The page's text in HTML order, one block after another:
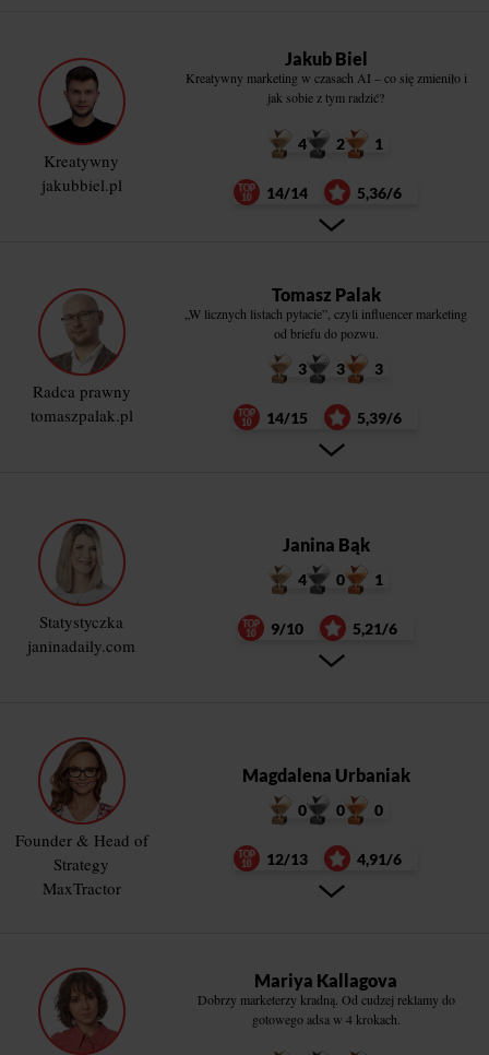
Kreatywny
jakubbiel.pl
Jakub Biel
Kreatywny marketing w czasach AI – co się zmieniło i
jak sobie z tym radzić?
4 2 1
14/14 5,36/6
Radca prawny
tomaszpalak.pl
Tomasz Palak
„W licznych listach pytacie”, czyli influencer marketing
od briefu do pozwu.
3 3 3
14/15 5,39/6
Statystyczka
janinadaily.com
Janina Bąk
4 0 1
9/10 5,21/6
Founder & Head of
Strategy
MaxTractor
Magdalena Urbaniak
0 0 0
12/13 4,91/6
Mariya Kallagova
Dobrzy marketerzy kradną. Od cudzej reklamy do
gotowego adsa w 4 krokach.